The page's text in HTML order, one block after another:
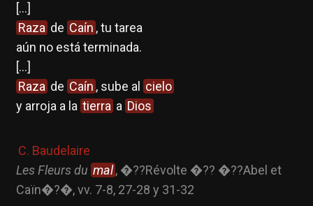
[...]
Raza de Caín , tu tarea
aún no está terminada.
[...]
Raza de Caín , sube al cielo
y arroja a la tierra a Dios
C. Baudelaire
Les Fleurs du mal , �??Révolte �?? �??Abel et
Caïn�?�, vv. 7-8, 27-28 y 31-32